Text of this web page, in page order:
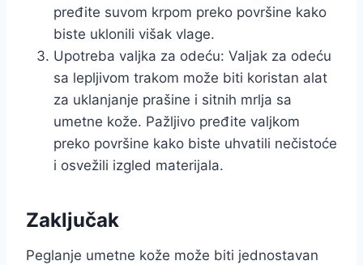
pređite suvom krpom preko površine kako
biste uklonili višak vlage.
Upotreba valjka za odeću: Valjak za odeću
sa lepljivom trakom može biti koristan alat
za uklanjanje prašine i sitnih mrlja sa
umetne kože. Pažljivo pređite valjkom
preko površine kako biste uhvatili nečistoće
i osvežili izgled materijala.
Zaključak
Peglanje umetne kože može biti jednostavan